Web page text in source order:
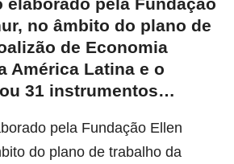
elaborado pela Fundação
no âmbito do plano de
de Economia
América Latina e o
31 instrumentos…
pela Fundação Ellen
do plano de trabalho da